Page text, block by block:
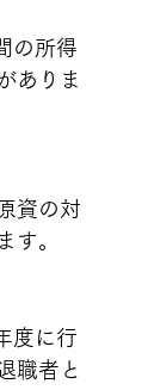
の所得
ありま
資の対
す。
度に行
職者と